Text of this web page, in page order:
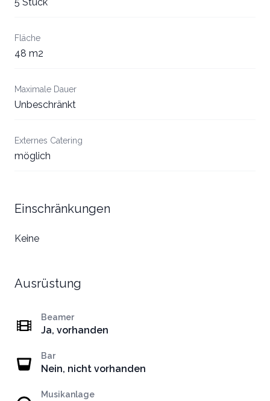
Fläche
48 m2
Maximale Dauer
Unbeschränkt
Externes Catering
möglich
Einschränkungen
Keine
Ausrüstung
Beamer
Ja, vorhanden
Bar
Nein, nicht vorhanden
Musikanlage